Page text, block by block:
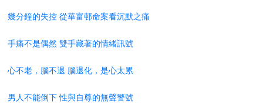
幾分鐘的失控 從華富邨命案看沉默之痛
手痛不是偶然 雙手藏著的情緒訊號
心不老，腦不退 腦退化，是心太累
男人不能倒下 性與自尊的無聲警號